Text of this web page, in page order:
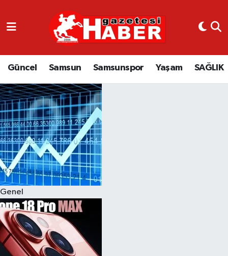
Güncel Samsun Samsunspor Yaşam SAĞLIK
Genel
GÜNCEL
SAMSUN
SAMSUNSPOR
EKONOMİ
YAŞAM